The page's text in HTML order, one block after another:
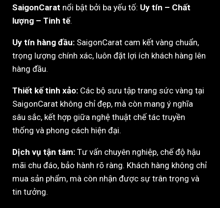
SaigonCarat nổi bật bởi ba yếu tố: Uy tín – Chất
lượng – Tinh tế.
Uy tín hàng đầu: SaigonCarat cam kết vàng chuẩn,
trọng lượng chính xác, luôn đặt lợi ích khách hàng lên
hàng đầu.
Thiết kế tinh xảo: Các bộ sưu tập trang sức vàng tại
SaigonCarat không chỉ đẹp, mà còn mang ý nghĩa
sâu sắc, kết hợp giữa nghệ thuật chế tác truyền
thống và phong cách hiện đại.
Dịch vụ tận tâm: Tư vấn chuyên nghiệp, chế độ hậu
mãi chu đáo, bảo hành rõ ràng. Khách hàng không chỉ
mua sản phẩm, mà còn nhận được sự trân trọng và
tin tưởng.